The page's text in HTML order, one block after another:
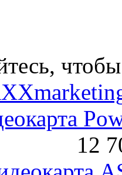
12